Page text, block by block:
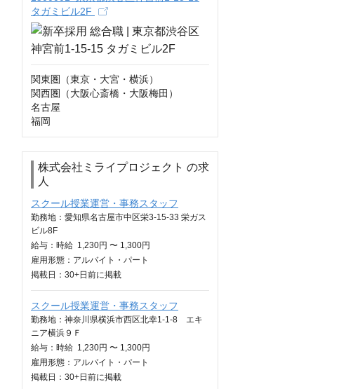
タガミビル2F
関東圏（東京・大宮・横浜）
関西圏（大阪心斎橋・大阪梅田）
名古屋
福岡
株式会社ミライプロジェクト の求
人
スクール授業運営・事務スタッフ
勤務地：愛知県名古屋市中区栄3-15-33 栄ガス
ビル8F
給与： 時給 1,230円 〜 1,300円
雇用形態：アルバイト・パート
掲載日： 30+日 前に掲載
スクール授業運営・事務スタッフ
勤務地：神奈川県横浜市西区北幸1-1-8 エキ
ニア横浜９Ｆ
給与： 時給 1,230円 〜 1,300円
雇用形態：アルバイト・パート
掲載日： 30+日 前に掲載